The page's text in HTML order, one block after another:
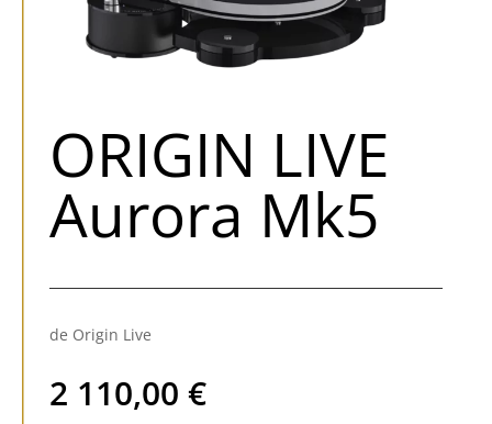
ORIGIN LIVE
Aurora Mk5
de Origin Live
2 110,00 €